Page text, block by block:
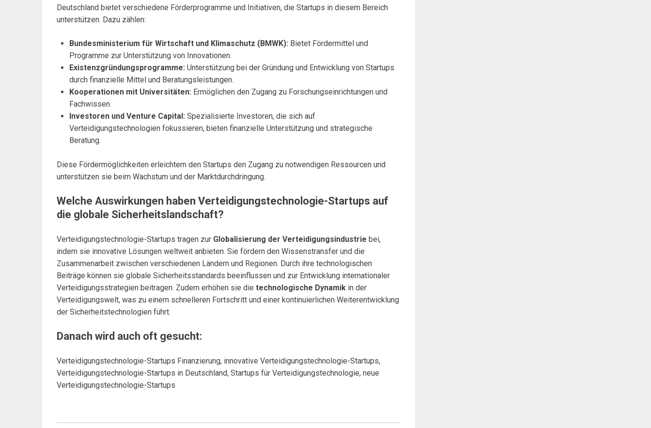
Deutschland bietet verschiedene Förderprogramme und Initiativen, die Startups in diesem Bereich
unterstützen. Dazu zählen:
Bundesministerium für Wirtschaft und Klimaschutz (BMWK): Bietet Fördermittel und
Programme zur Unterstützung von Innovationen.
Existenzgründungsprogramme: Unterstützung bei der Gründung und Entwicklung von Startups
durch finanzielle Mittel und Beratungsleistungen.
Kooperationen mit Universitäten: Ermöglichen den Zugang zu Forschungseinrichtungen und
Fachwissen.
Investoren und Venture Capital: Spezialisierte Investoren, die sich auf
Verteidigungstechnologien fokussieren, bieten finanzielle Unterstützung und strategische
Beratung.
Diese Fördermöglichkeiten erleichtern den Startups den Zugang zu notwendigen Ressourcen und
unterstützen sie beim Wachstum und der Marktdurchdringung.
Welche Auswirkungen haben Verteidigungstechnologie-Startups auf
die globale Sicherheitslandschaft?
Verteidigungstechnologie-Startups tragen zur Globalisierung der Verteidigungsindustrie bei,
indem sie innovative Lösungen weltweit anbieten. Sie fördern den Wissenstransfer und die
Zusammenarbeit zwischen verschiedenen Ländern und Regionen. Durch ihre technologischen
Beiträge können sie globale Sicherheitsstandards beeinflussen und zur Entwicklung internationaler
Verteidigungsstrategien beitragen. Zudem erhöhen sie die technologische Dynamik in der
Verteidigungswelt, was zu einem schnelleren Fortschritt und einer kontinuierlichen Weiterentwicklung
der Sicherheitstechnologien führt.
Danach wird auch oft gesucht:
Verteidigungstechnologie-Startups Finanzierung, innovative Verteidigungstechnologie-Startups,
Verteidigungstechnologie-Startups in Deutschland, Startups für Verteidigungstechnologie, neue
Verteidigungstechnologie-Startups